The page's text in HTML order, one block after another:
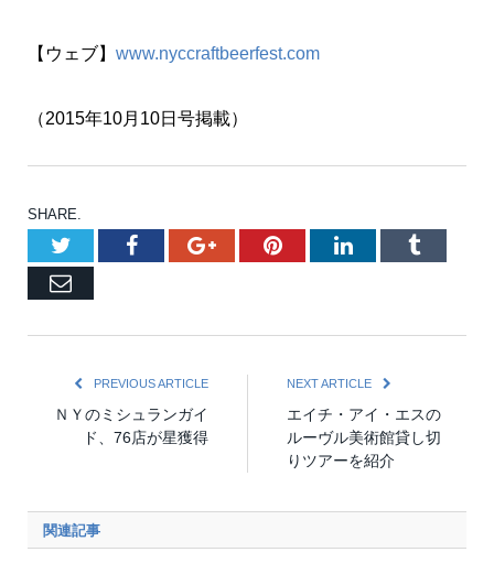
【ウェブ】 www.nyccraftbeerfest.com
（2015年10月10日号掲載）
SHARE.
TwitterFacebookGoogle+PinterestLinkedInTumblr
Email
PREVIOUS ARTICLE
ＮＹのミシュランガイ
ド、76店が星獲得
NEXT ARTICLE
エイチ・アイ・エスの
ルーヴル美術館貸し切
りツアーを紹介
関連記事